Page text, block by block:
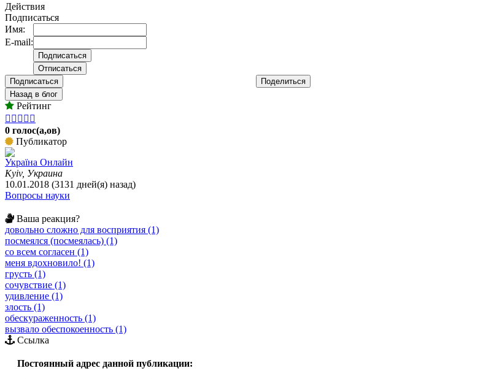
Действия
Подписаться
Имя:
E-mail:
Подписаться
Поделиться
Назад в блог
Рейтинг
    
0 голос(а,ов)
Публикатор
Україна Онлайн
Kyiv, Украина
10.01.2018 (3131 дней(я) назад)
Вопросы науки
Ваша реакция?
довольно сложно для восприятия (1)
посмеялся (посмеялась) (1)
со всем согласен (1)
меня вдохновило! (1)
грусть (1)
сочувствие (1)
удивление (1)
злость (1)
обескураженность (1)
вызвало обеспокоенность (1)
Ссылка
Постоянный адрес данной публикации: